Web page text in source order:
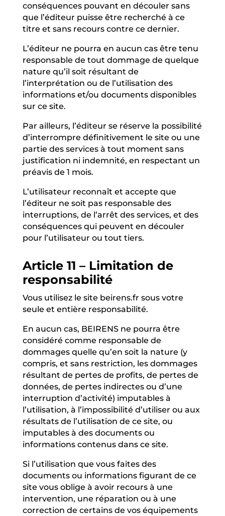
conséquences pouvant en découler sans
que l’éditeur puisse être recherché à ce
titre et sans recours contre ce dernier.
L’éditeur ne pourra en aucun cas être tenu
responsable de tout dommage de quelque
nature qu’il soit résultant de
l’interprétation ou de l’utilisation des
informations et/ou documents disponibles
sur ce site.
Par ailleurs, l’éditeur se réserve la possibilité
d’interrompre définitivement le site ou une
partie des services à tout moment sans
justification ni indemnité, en respectant un
préavis de 1 mois.
L’utilisateur reconnaît et accepte que
l’éditeur ne soit pas responsable des
interruptions, de l’arrêt des services, et des
conséquences qui peuvent en découler
pour l’utilisateur ou tout tiers.
Article 11 – Limitation de
responsabilité
Vous utilisez le site beirens.fr sous votre
seule et entière responsabilité.
En aucun cas, BEIRENS ne pourra être
considéré comme responsable de
dommages quelle qu’en soit la nature (y
compris, et sans restriction, les dommages
résultant de pertes de profits, de pertes de
données, de pertes indirectes ou d’une
interruption d’activité) imputables à
l’utilisation, à l’impossibilité d’utiliser ou aux
résultats de l’utilisation de ce site, ou
imputables à des documents ou
informations contenus dans ce site.
Si l’utilisation que vous faites des
documents ou informations figurant de ce
site vous oblige à avoir recours à une
intervention, une réparation ou à une
correction de certains de vos équipements